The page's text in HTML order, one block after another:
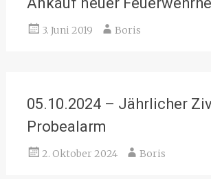
3. Juni 2019 Boris
05.10.2024 – Jährlicher
Probealarm
2. Oktober 2024 Boris